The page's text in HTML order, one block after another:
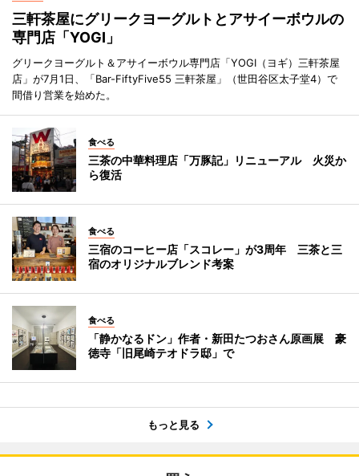
三軒茶屋にグリークヨーグルトとアサイーボウルの
専門店「YOGI」
グリークヨーグルト＆アサイーボウル専門店「YOGI（ヨギ）三軒茶屋
店」が7月1日、「Bar-FiftyFive55 三軒茶屋」（世田谷区太子堂4）で
間借り営業を始めた。
食べる
三茶の中華料理店「万豚記」リニューアル 火災か
ら復活
食べる
三宿のコーヒー店「スコレー」が3周年 三茶と三
宿のオリジナルブレンド考案
食べる
「静かなるドン」作者・新田たつおさん原画展 豪
徳寺「旧尾崎テオドラ邸」で
もっと見る